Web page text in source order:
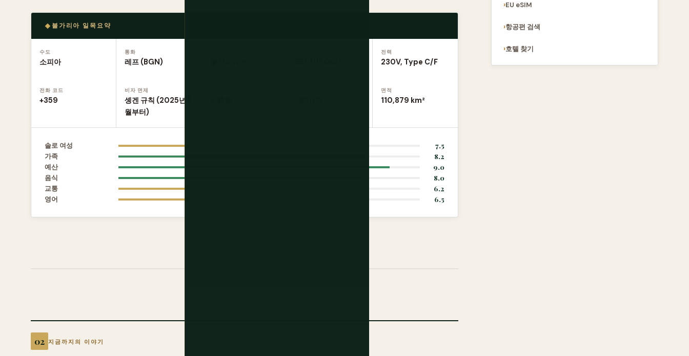
불가리아 일목요약
수도
소피아
통화
레프 (BGN)
전력
230V, Type C/F
전화 코드
+359
비자 면제
솅겐 규칙 (2025년 1
월부터)
면적
110,879 km²
솔로 여성
7.5
가족
8.2
예산
9.0
음식
8.0
교통
6.2
영어
6.5
지금까지의 이야기
EU eSIM
항공편 검색
호텔 찾기